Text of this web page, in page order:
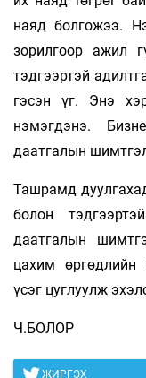
наяд болгожээ.
зорилгоор ажил
тэдгээртэй
гэсэн үг. Энэ
нэмэгдэнэ.
даатгалын
Ташрамд
болон
даатгалын
цахим өргөдлийн
үсэг цуглуулж
Ч.БОЛОР
ЖИРГЭХ